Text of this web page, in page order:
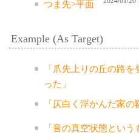
つま先>平面
Example (As Target)
「爪先上りの丘の路を
った」
「仄白く浮かんだ家の
「音の真空状態という